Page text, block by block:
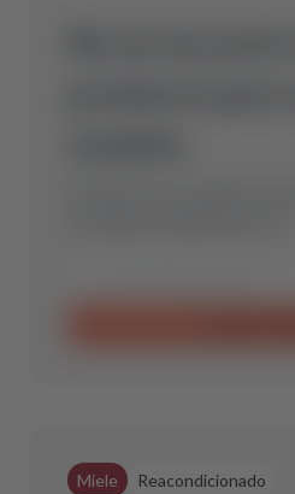
Miele Reacondicionado